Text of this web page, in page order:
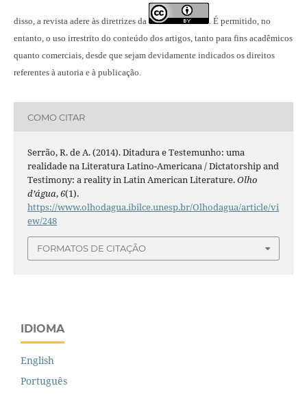
disso, a revista adere às diretrizes da
É permitido, no
entanto, o uso irrestrito do conteúdo dos artigos, tanto para fins acadêmicos
quanto comerciais, desde que sejam devidamente indicados os direitos
referentes à autoria e à publicação.
COMO CITAR
Serrão, R. de A. (2014). Ditadura e Testemunho: uma
realidade na Literatura Latino-Americana / Dictatorship and
Testimony: a reality in Latin American Literature.Olho
d’água,6(1).
https://www.olhodagua.ibilce.unesp.br/Olhodagua/article/vi
ew/248
FORMATOS DE CITAÇÃO
IDIOMA
English
Português